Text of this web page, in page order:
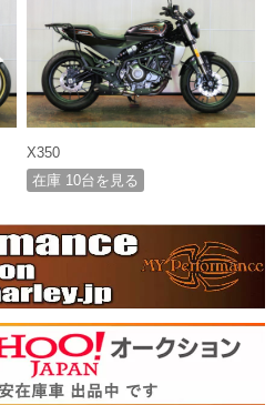
X350
在庫 10台を見る